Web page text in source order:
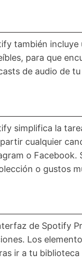
también incluye
para que
de audio de
simplifica la
cualquier
o Facebook.
o gustos
de Spotify
Los
ir a tu